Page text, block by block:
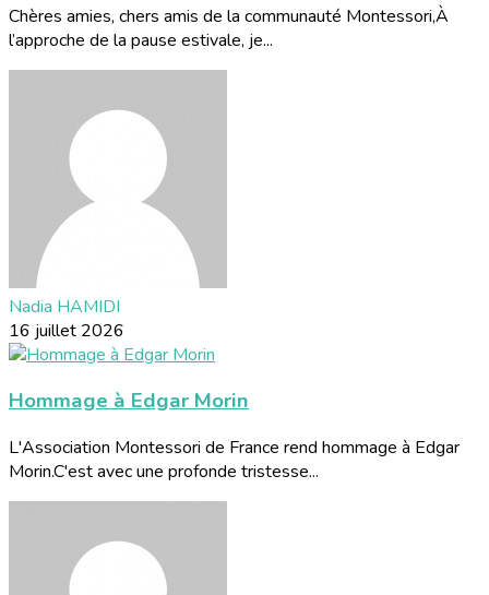
Chères amies, chers amis de la communauté Montessori,À
l’approche de la pause estivale, je...
Nadia HAMIDI
16 juillet 2026
Hommage à Edgar Morin
L'Association Montessori de France rend hommage à Edgar
Morin.C'est avec une profonde tristesse...